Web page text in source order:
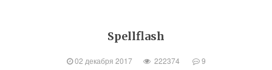
Spellflash
02 декабря 2017 222374 9